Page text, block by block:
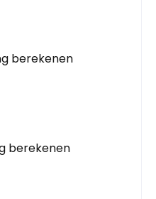
berekenen
berekenen